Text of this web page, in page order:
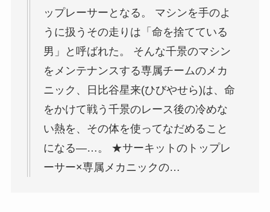
ップレーサーとなる。 マシンを手のよ
うに扱うその走りは「命を捨てている
男」と呼ばれた。 そんな千景のマシン
をメンテナンスする専属チームのメカ
ニック、日比谷星来(ひびやせら)は、命
をかけて戦う千景のレース後の冷めな
い熱を、その体を使ってなだめること
になる―…。 ★サーキットのトップレ
ーサー×専属メカニックの…